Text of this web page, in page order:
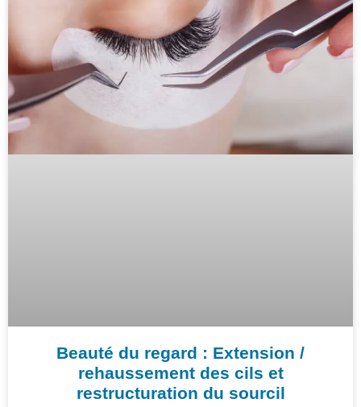
Beauté du regard : Extension /
rehaussement des cils et
restructuration du sourcil